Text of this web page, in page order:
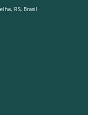
RS, Brasil